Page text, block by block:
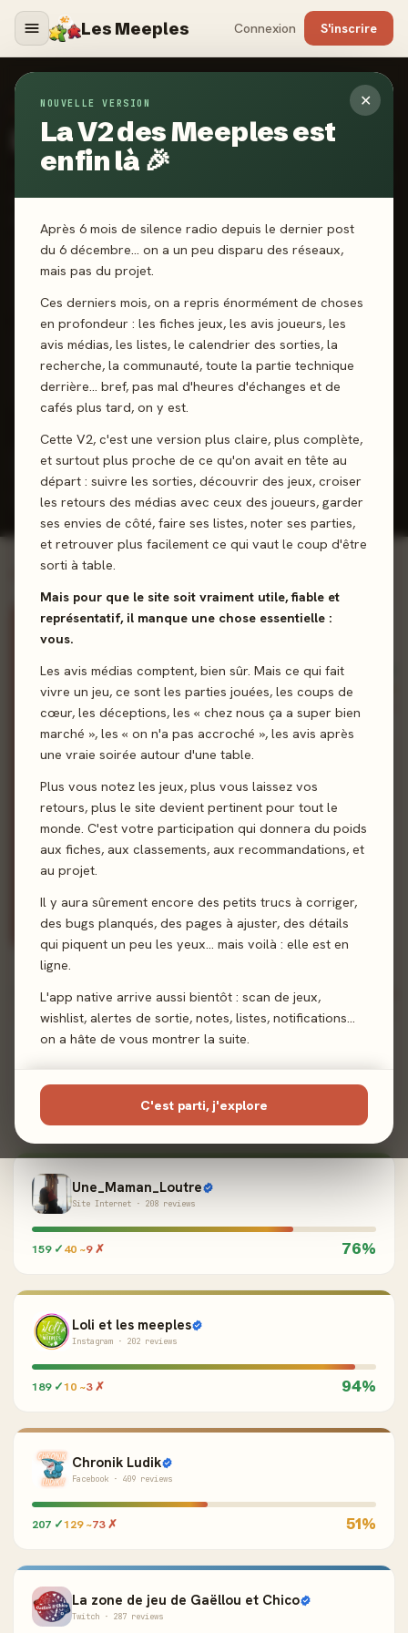
Les Meeples Connexion S'inscrire
✕
NOUVELLE VERSION
La V2 des Meeples est
enfin là 🎉
Après 6 mois de silence radio depuis le dernier post
du 6 décembre… on a un peu disparu des réseaux,
mais pas du projet.
Ces derniers mois, on a repris énormément de choses
en profondeur : les fiches jeux, les avis joueurs, les
avis médias, les listes, le calendrier des sorties, la
recherche, la communauté, toute la partie technique
derrière… bref, pas mal d'heures d'échanges et de
cafés plus tard, on y est.
Cette V2, c'est une version plus claire, plus complète,
et surtout plus proche de ce qu'on avait en tête au
départ : suivre les sorties, découvrir des jeux, croiser
les retours des médias avec ceux des joueurs, garder
ses envies de côté, faire ses listes, noter ses parties,
et retrouver plus facilement ce qui vaut le coup d'être
sorti à table.
Mais pour que le site soit vraiment utile, fiable et
représentatif, il manque une chose essentielle :
vous.
Les avis médias comptent, bien sûr. Mais ce qui fait
vivre un jeu, ce sont les parties jouées, les coups de
cœur, les déceptions, les « chez nous ça a super bien
marché », les « on n'a pas accroché », les avis après
une vraie soirée autour d'une table.
Plus vous notez les jeux, plus vous laissez vos
retours, plus le site devient pertinent pour tout le
monde. C'est votre participation qui donnera du poids
aux fiches, aux classements, aux recommandations, et
au projet.
Il y aura sûrement encore des petits trucs à corriger,
des bugs planqués, des pages à ajuster, des détails
qui piquent un peu les yeux… mais voilà : elle est en
ligne.
L'app native arrive aussi bientôt : scan de jeux,
wishlist, alertes de sortie, notes, listes, notifications…
on a hâte de vous montrer la suite.
C'est parti, j'explore
PRESSE · PODCASTS · YOUTUBE
Les médias
le Meeple-mètre. Le badge indique les médias qui ont lié
leur compte et publié au moins une review en direct.
97
MÉDIAS
6 109
REVIEWS INDEXÉES
78%
POSITIVES EN MOY.
Tous YouTube
Presse écrite Podcast Réseaux
depuis 2024
Undécent est un site
ludique qui propose des
avis sur des jeux, des
interviews, de l'actu, des
chroniques, des
présentations d'éditeurs,
des carnets d'auteurs et
bien d'autres formats
d'articles.
Site Internet
226 reviews
92%
TOUS LES MÉDIAS 97 médias · 52 certifiés
Une_Maman_Loutre
Site Internet · 208 reviews
159 ✓40 ~9 ✗ 76%
Loli et les meeples
Instagram · 202 reviews
189 ✓10 ~3 ✗ 94%
Chronik Ludik
Facebook · 409 reviews
207 ✓129 ~73 ✗ 51%
La zone de jeu de Gaëllou et Chico
Twitch · 287 reviews